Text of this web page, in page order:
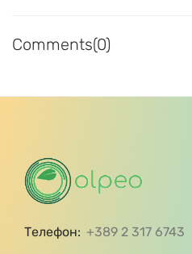
Comments(0)
Телефон: +389 2 317 6743